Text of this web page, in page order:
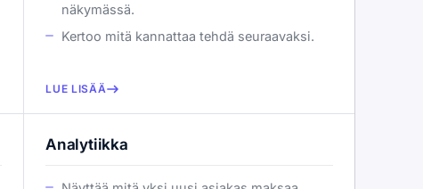
näkymässä.
Kertoo mitä kannattaa tehdä seuraavaksi.
LUE LISÄÄ
Analytiikka